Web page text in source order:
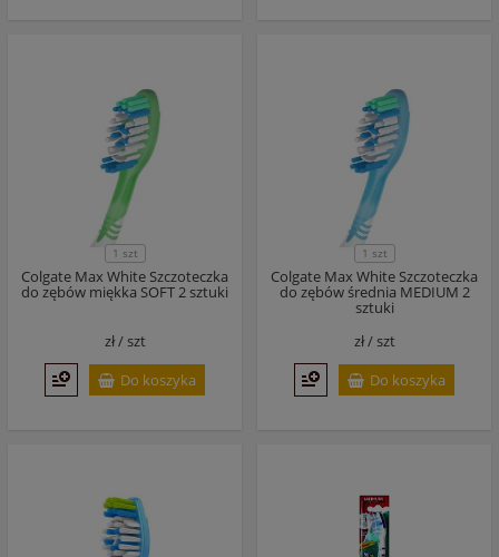
1 szt
Colgate Max White Szczoteczka
do zębów miękka SOFT 2 sztuki
zł /szt
Do koszyka
1 szt
Colgate Max White Szczoteczka
do zębów średnia MEDIUM 2
sztuki
zł /szt
Do koszyka